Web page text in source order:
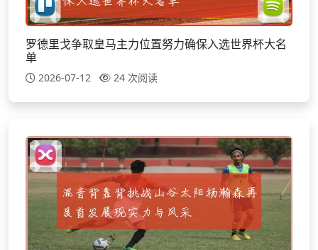
罗德里戈争取皇马主力位置努力确保入选世界杯大名
单
2026-07-12 24 次阅读